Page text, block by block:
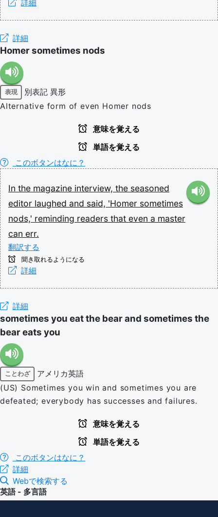
詳細
詳細
Homer sometimes nods
表現 別表記 異形
Alternative form of even Homer nods
意味を覚える
単語を覚える
このボタンはなに？
In the magazine interview, the seasoned
editor laughed and said, 'Homer sometimes
nods,' reminding readers that even a master
can err.
翻訳する
聞き取れるようになる
詳細
詳細
sometimes you eat the bear and sometimes the
bear eats you
ことわざ
アメリカ英語
(US) Sometimes you win and sometimes you are
defeated; everybody has successes and failures.
意味を覚える
単語を覚える
このボタンはなに？
詳細
Webで検索する
英語 - 多言語